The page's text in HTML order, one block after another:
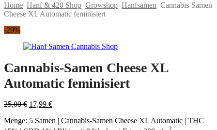
Home Hanf & 420 Shop Growshop Hanfsamen Cannabis-Samen
Cheese XL Automatic feminisiert
Skip
content
-29%
Cannabis-Samen Cheese XL
Automatic feminisiert
25,00€ Original
was:
17,99 €Current
is:
Menge: 5 Samen | Cannabis-Samen Cheese XL Automatic | THC